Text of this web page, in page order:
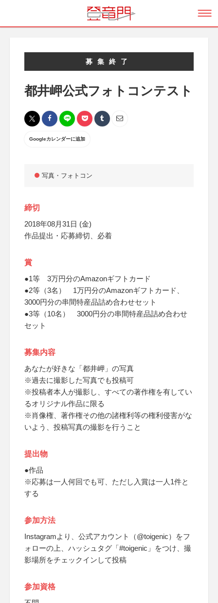
募集終了
都井岬公式フォトコンテスト
Googleカレンダーに追加
写真・フォトコン
締切
2018年08月31日 (金)
作品提出・応募締切、必着
賞
●1等 3万円分のAmazonギフトカード
●2等（3名） 1万円分のAmazonギフトカード、
3000円分の串間特産品詰め合わせセット
●3等（10名） 3000円分の串間特産品詰め合わせ
セット
募集内容
あなたが好きな「都井岬」の写真
※過去に撮影した写真でも投稿可
※投稿者本人が撮影し、すべての著作権を有してい
るオリジナル作品に限る
※肖像権、著作権その他の諸権利等の権利侵害がな
いよう、投稿写真の撮影を行うこと
提出物
●作品
※応募は一人何回でも可、ただし入賞は一人1件と
する
参加方法
Instagramより、公式アカウント（@toigenic）をフ
ォローの上、ハッシュタグ「#toigenic」をつけ、撮
影場所をチェックインして投稿
参加資格